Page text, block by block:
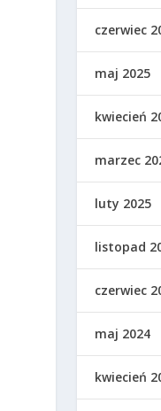
czerwiec
maj 2025
kwiecień
marzec
luty 2025
listopad
czerwiec
maj 2024
kwiecień